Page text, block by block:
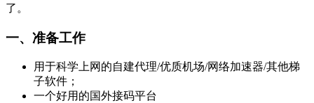
了。
一、准备工作
用于科学上网的自建代理/优质机场/网络加速器/其他梯
子软件；
一个好用的国外接码平台